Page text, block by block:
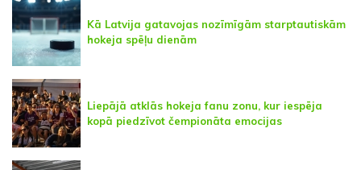
Kā Latvija gatavojas nozīmīgām starptautiskām
hokeja spēļu dienām
Liepājā atklās hokeja fanu zonu, kur iespēja
kopā piedzīvot čempionāta emocijas